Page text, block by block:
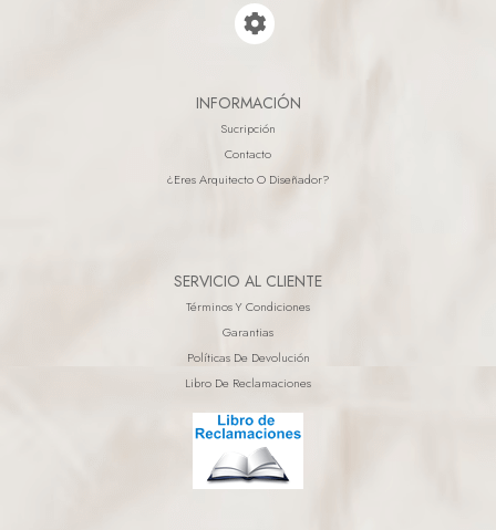
INFORMACIÓN
Sucripción
Contacto
¿eres Arquitecto O Diseñador?
SERVICIO AL CLIENTE
Términos Y Condiciones
Garantias
Políticas De Devolución
Libro De Reclamaciones